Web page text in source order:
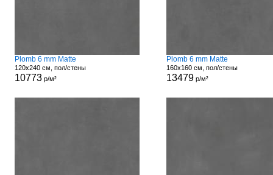
Plomb 6 mm Matte
120x240 см, пол/стены
10773р/м²
Plomb 6 mm Matte
160x160 см, пол/стены
13479р/м²